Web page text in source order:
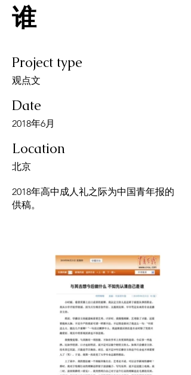
谁
Project type
观点文
Date
2018年6月
Location
北京
2018年高中成人礼之际为中国青年报的
供稿。